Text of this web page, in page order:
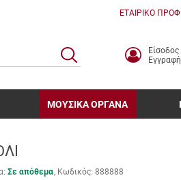
ΕΤΑΙΡΙΚΟ
ΑΝΑΖΗΤΗΣΗ
Είσοδος
Εγγραφή
ΜΟΥΣΙΚΑ ΟΡΓΑΝΑ
Σε απόθεμα Κωδικός: 888888